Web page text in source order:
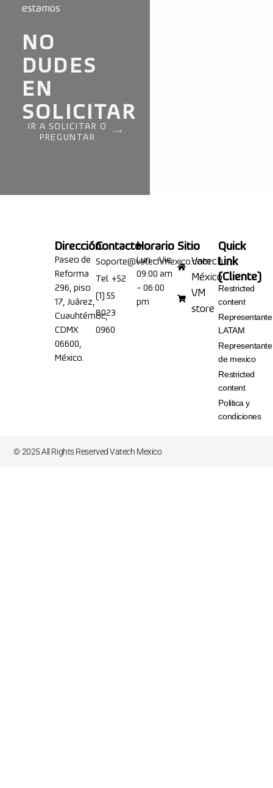
estamos
NO
DUDES
EN
SOLICITAR
IR A SOLICITAR O
PREGUNTAR
Dirección
Paseo de
Reforma
296, piso
17, Juárez,
Cuauhtémoc,
CDMX
06600,
México.
Contacto
Soporte@vatechmexico.com
Tel. +52
(1) 55
8023
0960
Horario
Lun – Vie
09:00 am
– 06:00
pm
Sitio
Vatech
México
VM
store
Quick
Link
(Cliente)
Restricted
content
Representante
LATAM
Representante
de mexico
Restricted
content
Politica y
condiciones
©2025All Rights Reserved Vatech Mexico